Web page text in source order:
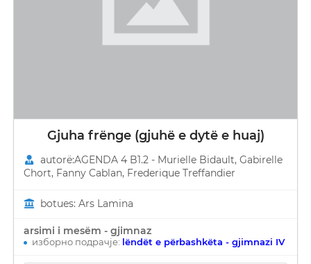
Gjuha frënge (gjuhë e dytë e huaj)
autorë:AGENDA 4 B1.2 - Murielle Bidault, Gabirelle
Chort, Fanny Cablan, Frederique Treffandier
botues: Ars Lamina
arsimi i mesëm - gjimnaz
изборно подрачје: lëndët e përbashkëta - gjimnazi IV